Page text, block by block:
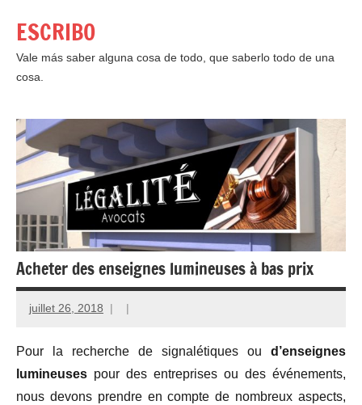
contenu
ESCRIBO
Vale más saber alguna cosa de todo, que saberlo todo de una
cosa.
Acheter des enseignes lumineuses à bas prix
juillet 26, 2018
Pour la recherche de signalétiques ou d’enseignes
lumineuses pour des entreprises ou des événements,
nous devons prendre en compte de nombreux aspects,